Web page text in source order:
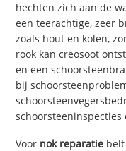
hechten zich aan de
een teerachtige, zeer
zoals hout en kolen,
rook kan creosoot
en een
bij
schoorsteeninspecties
Voor nok reparatie